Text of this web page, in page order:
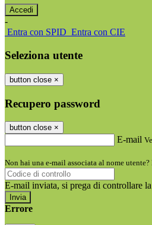
-
Entra con SPID Entra con CIE
Seleziona utente
button close ×
Recupero password
button close ×
E-mail
Non hai una e-mail associata al nome
E-mail inviata, si prega di controllare
Errore